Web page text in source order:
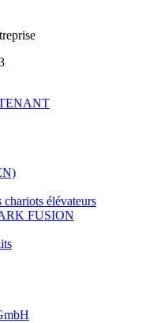
chariots élévateurs
FUSION